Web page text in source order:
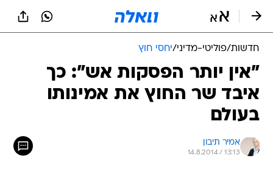
חדשות/פוליטי-מדיני/יחסי חוץ
"אין יותר הפסקות אש": כך
איבד שר החוץ את אמינותו
בעולם
אמיר תיבון
14.8.2014 / 13:13